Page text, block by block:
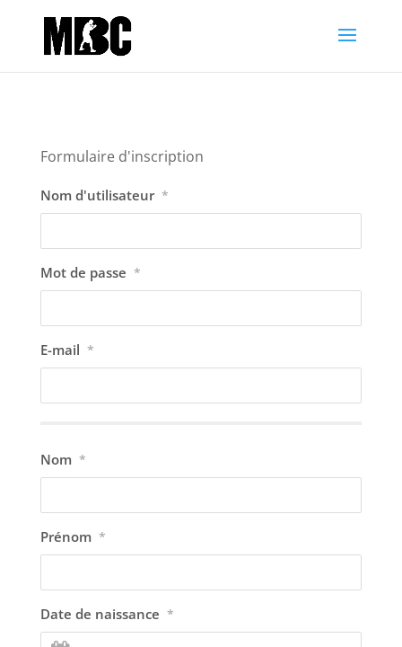
Formulaire d'inscription
Nom d'utilisateur *
Mot de passe *
E-mail *
Nom *
Prénom *
Date de naissance *